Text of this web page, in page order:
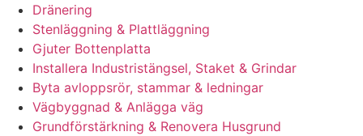
Dränering
Stenläggning & Plattläggning
Gjuter Bottenplatta
Installera Industristängsel, Staket & Grindar
Byta avloppsrör, stammar & ledningar
Vägbyggnad & Anlägga väg
Grundförstärkning & Renovera Husgrund